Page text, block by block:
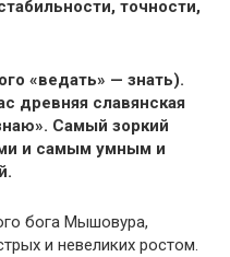
точности,
«ведать» — знать).
древняя славянская
Самый зоркий
и самым умным и
бога Мышовура,
и невеликих ростом.